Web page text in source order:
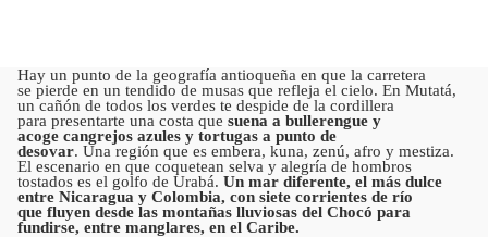
Hay un punto de la geografía antioqueña en que la carretera
se pierde en un tendido de musas que refleja el cielo. En Mutatá,
un cañón de todos los verdes te despide de la cordillera
para presentarte una costa que suena a bullerengue y
acoge cangrejos azules y tortugas a punto de
desovar. Una región que es embera, kuna, zenú, afro y mestiza.
El escenario en que coquetean selva y alegría de hombros
tostados es el golfo de Urabá. Un mar diferente, el más dulce
entre Nicaragua y Colombia, con siete corrientes de río
que fluyen desde las montañas lluviosas del Chocó para
fundirse, entre manglares, en el Caribe.